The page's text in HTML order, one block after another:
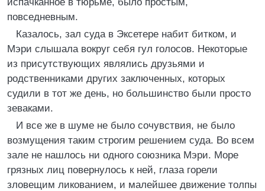
повседневным.
Казалось, зал суда в Эксетере набит битком, и
Мэри слышала вокруг себя гул голосов. Некоторые
из присутствующих являлись друзьями и
родственниками других заключенных, которых
судили в тот же день, но большинство были просто
зеваками.
И все же в шуме не было сочувствия, не было
возмущения таким строгим решением суда. Во всем
зале не нашлось ни одного союзника Мэри. Море
грязных лиц повернулось к ней, глаза горели
зловещим ликованием, и малейшее движение толпы